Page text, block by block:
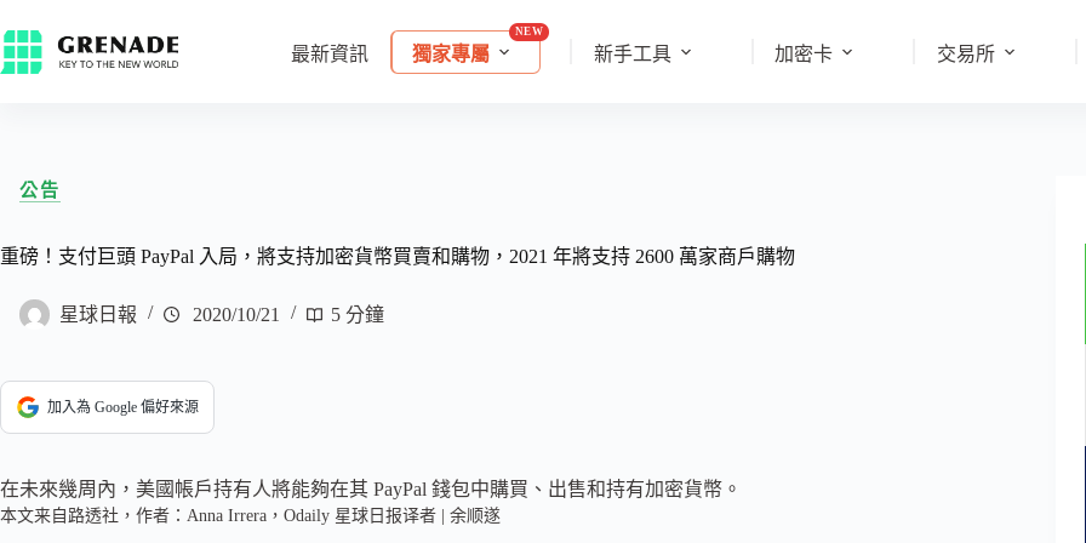
最新資訊 獨家專屬 新手工具 加密卡 交易所
公告
重磅！支付巨頭 PayPal 入局，將支持加密貨幣買賣和購物，2021 年將支持 2600 萬家商戶購物
星球日報 2020/10/21 5 分鐘
加入為 Google 偏好來源
在未來幾周內，美國帳戶持有人將能夠在其 PayPal 錢包中購買、出售和持有加密貨幣。
本文来自路透社，作者：Anna Irrera，Odaily 星球日报译者 | 余顺遂